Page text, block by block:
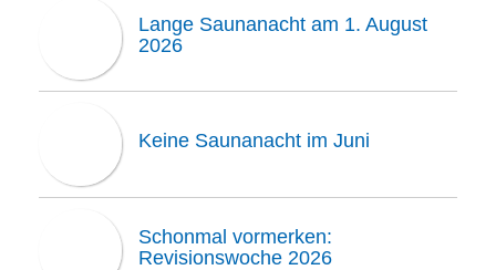
Lange Saunanacht am 1. August
2026
Keine Saunanacht im Juni
Schonmal vormerken:
Revisionswoche 2026